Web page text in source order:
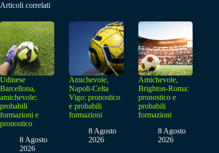
Articoli correlati
Udinese
Barcellona,
amichevole:
probabili
formazioni e
pronostico
8 Agosto
2026
Amichevole,
Napoli-Celta
Vigo: pronostico
e probabili
formazioni
8 Agosto
2026
Amichevole,
Brighton-Roma:
pronostico e
probabili
formazioni
8 Agosto
2026